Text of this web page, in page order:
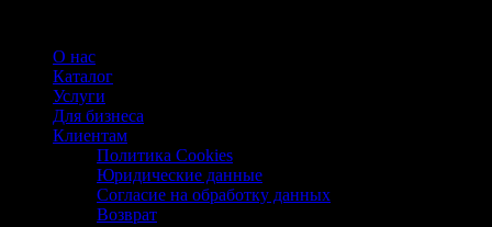
О нас
Каталог
Услуги
Для бизнеса
Клиентам
Политика Cookies
Юридические данные
Согласие на обработку данных
Возврат